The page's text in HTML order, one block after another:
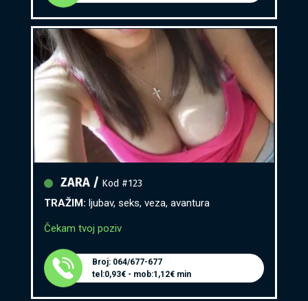
ZARA /
Broj: 064/677-677
tel:0,93€ - mob:1,12€ min